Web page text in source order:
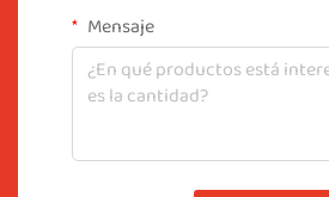
Mensaje